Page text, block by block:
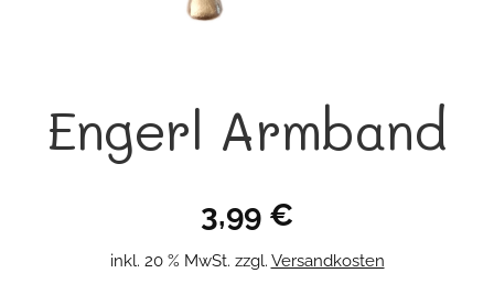
Engerl Armband
3,99 €
inkl. 20 % MwSt. zzgl. Versandkosten